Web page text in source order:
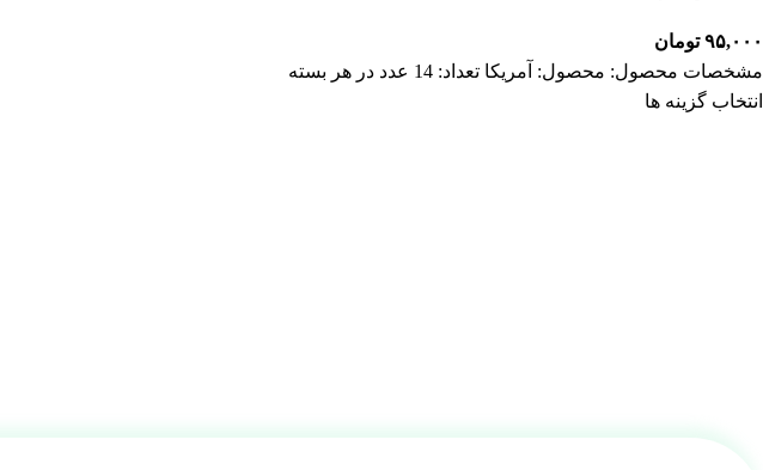
۹۵,۰۰۰ تومان
مشخصات محصول: محصول: آمریکا تعداد: 14 عدد در هر بسته
انتخاب گزینه ها